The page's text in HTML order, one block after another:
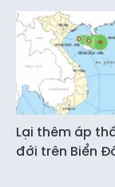
Lại thêm áp
đới trên Biển